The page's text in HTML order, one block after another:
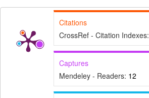
Citations
CrossRef - Citation Indexes:
Captures
Mendeley - Readers: 12